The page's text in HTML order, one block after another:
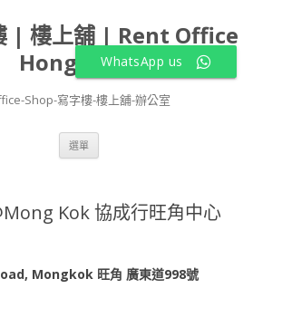
| 樓上舖 | Rent Office
Hong Kong
Shop-寫字樓-樓上舖-辦公室
選單
容
Kok 協成行旺角中心
Mongkok 旺角 廣東道998號
WhatsApp us